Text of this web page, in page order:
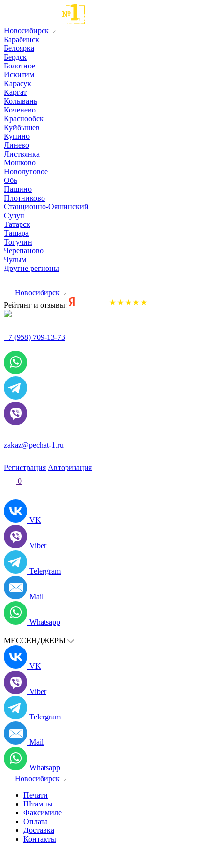
Новосибирск
Барабинск
Белоярка
Бердск
Болотное
Искитим
Карасук
Каргат
Колывань
Коченево
Краснообск
Куйбышев
Купино
Линево
Листвянка
Мошково
Новолуговое
Обь
Пашино
Плотниково
Станционно-Ояшинский
Сузун
Татарск
Ташара
Тогучин
Черепаново
Чулым
Другие регионы
Новосибирск
Рейтинг и отзывы:
+7 (958) 709-13-73
zakaz@pechat-1.ru
Регистрация Авторизация
0
VK
Viber
Telergram
Mail
Whatsapp
МЕССЕНДЖЕРЫ
VK
Viber
Telergram
Mail
Whatsapp
Новосибирск
Печати
Штампы
Факсимиле
Оплата
Доставка
Контакты